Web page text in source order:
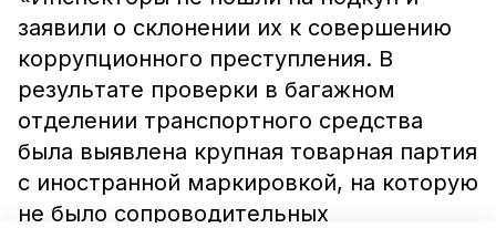
заявили о склонении их к совершению
коррупционного преступления. В
результате проверки в багажном
отделении транспортного средства
была выявлена крупная товарная партия
с иностранной маркировкой, на которую
не было сопроводительных